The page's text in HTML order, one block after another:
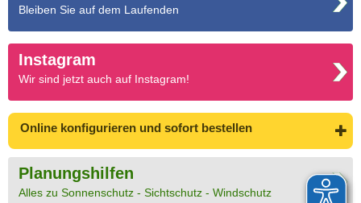
Bleiben Sie auf dem Laufenden
Instagram
Wir sind jetzt auch auf Instagram!
Online konfigurieren und sofort bestellen
Planungshilfen
Alles zu Sonnenschutz - Sichtschutz - Windschutz